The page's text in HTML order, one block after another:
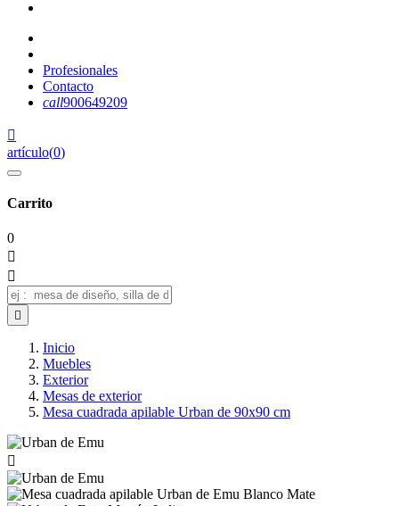
Profesionales
Contacto
call900649209

artículo(0)
Carrito
0



Inicio
Muebles
Exterior
Mesas de exterior
Mesa cuadrada apilable Urban de 90x90 cm
